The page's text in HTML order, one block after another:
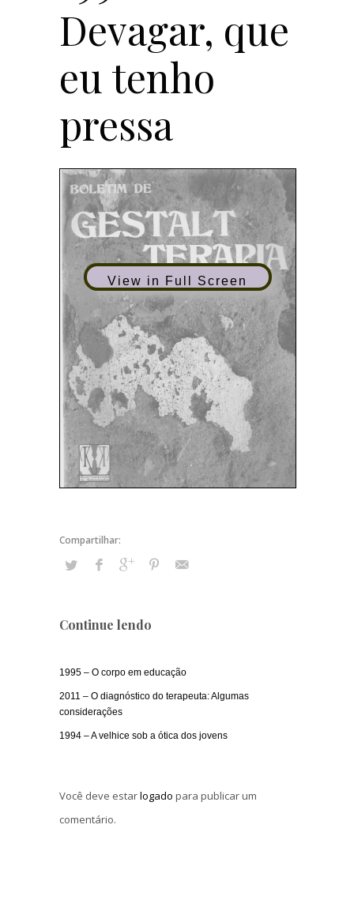
Devagar, que
eu tenho
pressa
View in Full Screen
Continue lendo
1995 – O corpo em educação
2011 – O diagnóstico do terapeuta: Algumas
considerações
1994 – A velhice sob a ótica dos jovens
Você deve estarlogado para publicar um
comentário.